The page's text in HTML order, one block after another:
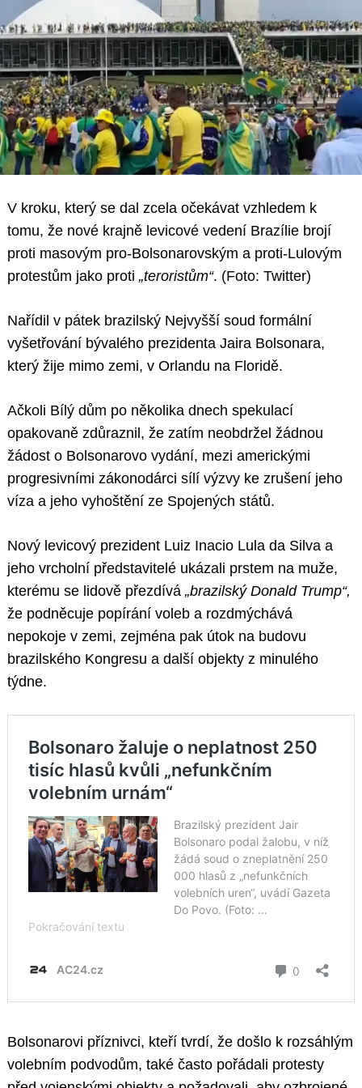
V kroku, který se dal zcela očekávat vzhledem k
tomu, že nové krajně levicové vedení Brazílie brojí
proti masovým pro-Bolsonarovským a proti-Lulovým
protestům jako proti „teroristům“. (Foto: Twitter)
Nařídil v pátek brazilský Nejvyšší soud formální
vyšetřování bývalého prezidenta Jaira Bolsonara,
který žije mimo zemi, v Orlandu na Floridě.
Ačkoli Bílý dům po několika dnech spekulací
opakovaně zdůraznil, že zatím neobdržel žádnou
žádost o Bolsonarovo vydání, mezi americkými
progresivními zákonodárci sílí výzvy ke zrušení jeho
víza a jeho vyhoštění ze Spojených států.
Nový levicový prezident Luiz Inacio Lula da Silva a
jeho vrcholní představitelé ukázali prstem na muže,
kterému se lidově přezdívá „brazilský Donald Trump“,
že podněcuje popírání voleb a rozdmýchává
nepokoje v zemi, zejména pak útok na budovu
brazilského Kongresu a další objekty z minulého
týdne.
Bolsonarovi příznivci, kteří tvrdí, že došlo k rozsáhlým
volebním podvodům, také často pořádali protesty